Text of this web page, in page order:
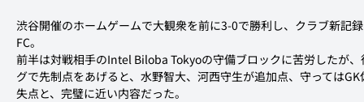
渋谷開催のホームゲームで大観衆を前に3-0で勝利し、クラブ新記
FC。
前半は対戦相手のIntel Biloba Tokyoの守備ブロックに苦労したが
グで先制点をあげると、水野智大、河西守生が追加点、守っては
失点と、完璧に近い内容だった。